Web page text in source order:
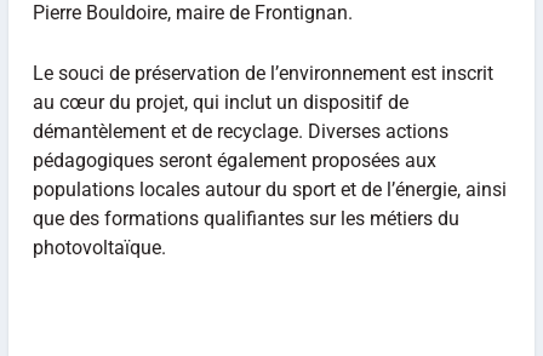
Pierre Bouldoire, maire de Frontignan.
Le souci de préservation de l’environnement est inscrit
au cœur du projet, qui inclut un dispositif de
démantèlement et de recyclage. Diverses actions
pédagogiques seront également proposées aux
populations locales autour du sport et de l’énergie, ainsi
que des formations qualifiantes sur les métiers du
photovoltaïque.